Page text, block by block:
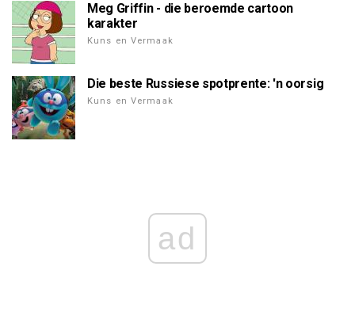
Meg Griffin - die beroemde cartoon
karakter
Kuns en Vermaak
Die beste Russiese spotprente: 'n oorsig
Kuns en Vermaak
ad